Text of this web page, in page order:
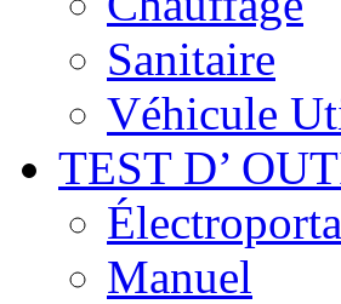
Sanitaire
Véhicule
TEST D’
Manuel